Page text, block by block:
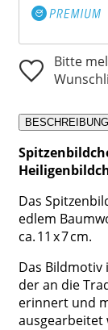
Bitte
BESCHREIBUNG
Das
edlem
ca. 11 x 7 cm.
Das Bildmotiv
der an die
erinnert und
ausgearbeitet